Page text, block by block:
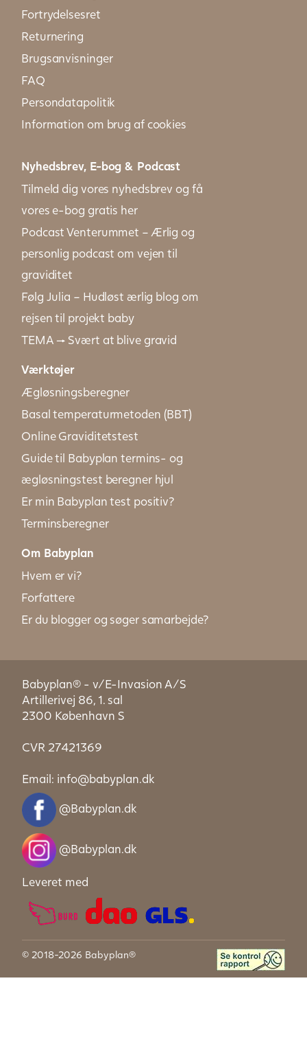
Fortrydelsesret
Returnering
Brugsanvisninger
FAQ
Persondatapolitik
Information om brug af cookies
Nyhedsbrev, E-bog & Podcast
Tilmeld dig vores nyhedsbrev og få
vores e-bog gratis her
Podcast Venterummet – Ærlig og
personlig podcast om vejen til
graviditet
Følg Julia – Hudløst ærlig blog om
rejsen til projekt baby
TEMA → Svært at blive gravid
Værktøjer
Ægløsningsberegner
Basal temperaturmetoden (BBT)
Online Graviditetstest
Guide til Babyplan termins- og
ægløsningstest beregner hjul
Er min Babyplan test positiv?
Terminsberegner
Om Babyplan
Hvem er vi?
Forfattere
Er du blogger og søger samarbejde?
Babyplan® - v/E-Invasion A/S
Artillerivej 86, 1. sal
2300 København S
CVR 27421369
Email: info@babyplan.dk
@Babyplan.dk
@Babyplan.dk
Leveret med
© 2018-2026 Babyplan®